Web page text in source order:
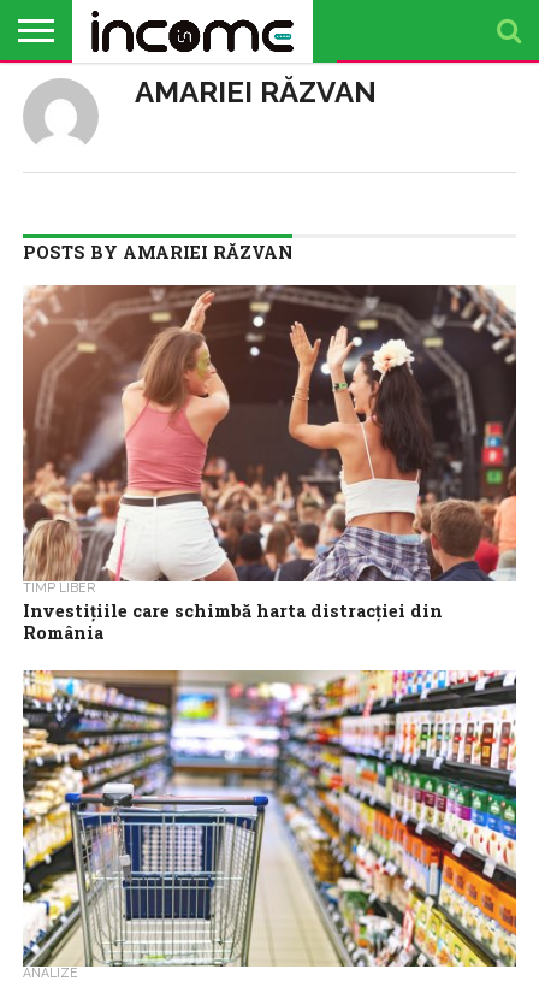
ACTUALITATE
PROFIL DE
ANTREPRENOR
BUSINESS
ANALIZE
OPINII
FINANȚE
PERSONALE
TIMP
LIBER
AMARIEI RĂZVAN
POSTS BY AMARIEI RĂZVAN
TIMP LIBER
Investițiile care schimbă harta distracției din
România
investiții destinate petrecerii timpului liber. Multe sunt finanțate
de la bugetele...
ANALIZE